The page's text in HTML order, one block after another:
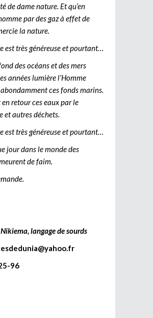
de dame nature. Et qu’en
par des gaz à effet de
la nature.
est très généreuse et pourtant…
des océans et des mers
années lumière l’Homme
ces fonds marins.
retour ces eaux par le
et autres déchets.
est très généreuse et pourtant…
jour dans le monde des
de faim.
langage de sourds
96